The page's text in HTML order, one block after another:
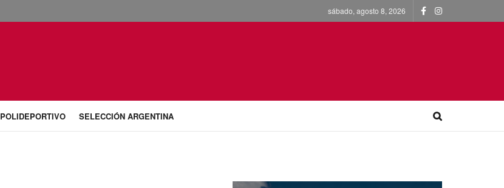
sábado, agosto 8, 2026
POLIDEPORTIVO SELECCIÓN ARGENTINA